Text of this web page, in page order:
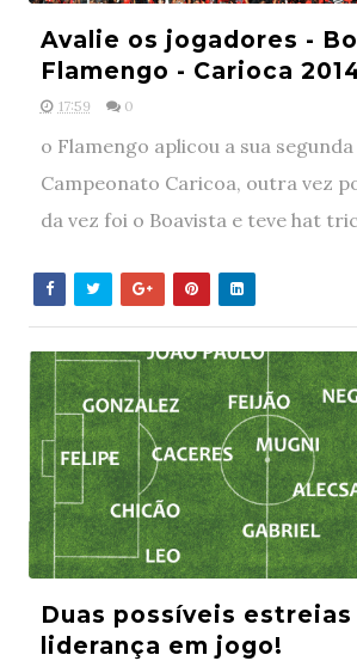
Avalie os jogadores -
Flamengo - Carioca
17:59 0
o Flamengo aplicou a sua
Campeonato Caricoa, outra vez
da vez foi o Boavista e teve hat
Duas possíveis estreias
liderança em jogo!